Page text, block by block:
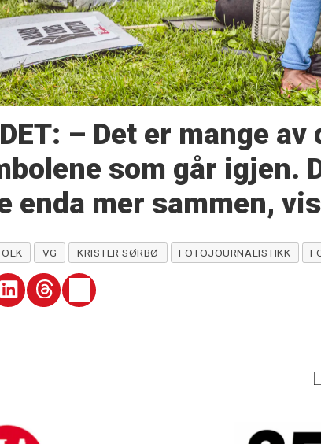
– Det er mange av
som går igjen.
enda mer sammen,
VG KRISTER SØRBØ FOTOJOURNALISTIKK